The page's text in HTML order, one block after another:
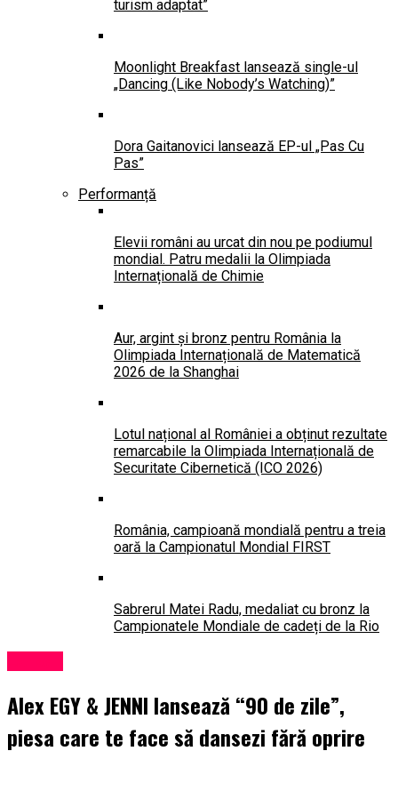
turism adaptat”
Moonlight Breakfast lansează single-ul
„Dancing (Like Nobody’s Watching)”
Dora Gaitanovici lansează EP-ul „Pas Cu
Pas”
Performanță
Elevii români au urcat din nou pe podiumul
mondial. Patru medalii la Olimpiada
Internațională de Chimie
Aur, argint și bronz pentru România la
Olimpiada Internațională de Matematică
2026 de la Shanghai
Lotul național al României a obținut rezultate
remarcabile la Olimpiada Internațională de
Securitate Cibernetică (ICO 2026)
România, campioană mondială pentru a treia
oară la Campionatul Mondial FIRST
Sabrerul Matei Radu, medaliat cu bronz la
Campionatele Mondiale de cadeți de la Rio
Alex EGY & JENNI lansează “90 de zile”,
piesa care te face să dansezi fără oprire